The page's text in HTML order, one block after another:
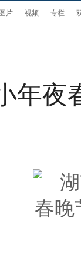
图片 视频 专栏
年夜